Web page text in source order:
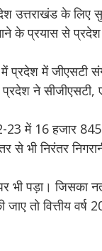
के लिए
के प्रयास से
में प्रदेश में
प्रदेश ने
23 में 16 हजार
भी निरंतर
भी पड़ा। जिसका
जाए तो